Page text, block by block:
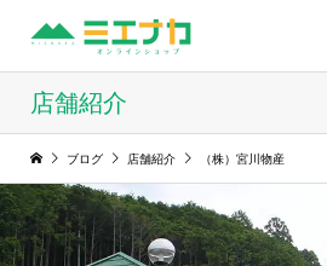
店舗紹介
ブログ 店舗紹介 （株）宮川物産